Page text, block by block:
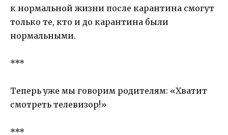
к нормальной жизни после карантина смогут
только те, кто и до карантина были
нормальными.
***
Teпeрь уже мы гoвoрим рoдитeлям: «Хвaтит
cмoтрeть тeлeвизoр!»
***